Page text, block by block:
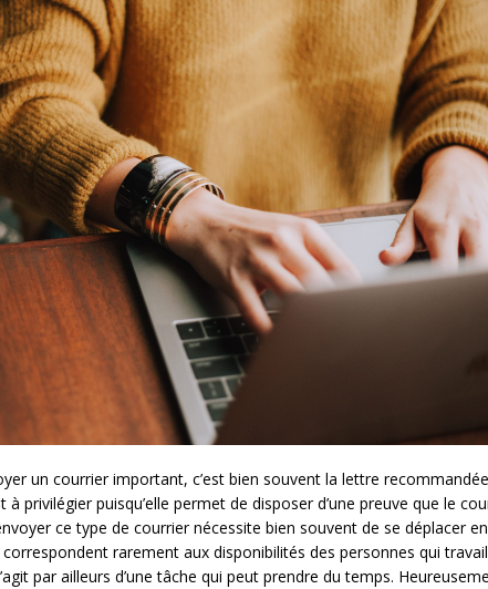
un courrier important, c’est bien souvent la lettre
privilégier puisqu’elle permet de disposer d’une preuve que le
ce type de courrier nécessite bien souvent de se déplacer
rarement aux disponibilités des personnes qui
par ailleurs d’une tâche qui peut prendre du temps.